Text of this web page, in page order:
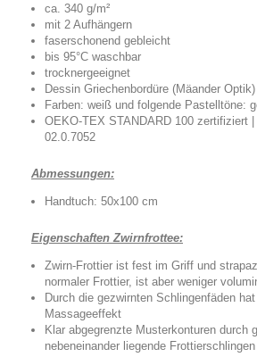
ca. 340 g/m²
mit 2 Aufhängern
faserschonend gebleicht
bis 95°C waschbar
trocknergeeignet
Dessin Griechenbordüre (Mäander Optik)
Farben: weiß und folgende Pastelltöne:
OEKO-TEX STANDARD 100 zertifiziert
02.0.7052
Abmessungen:
Handtuch: 50x100 cm
Eigenschaften Zwirnfrottee:
Zwirn-Frottier ist fest im Griff und
normaler Frottier, ist aber weniger
Durch die gezwirnten Schlingenfäden
Massageeffekt
Klar abgegrenzte Musterkonturen durch
nebeneinander liegende Frottierschlingen